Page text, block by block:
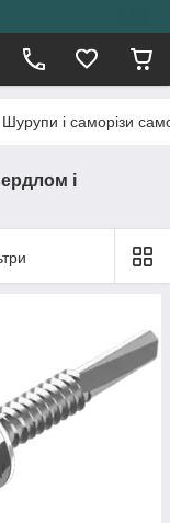
Шурупи і саморізи
і